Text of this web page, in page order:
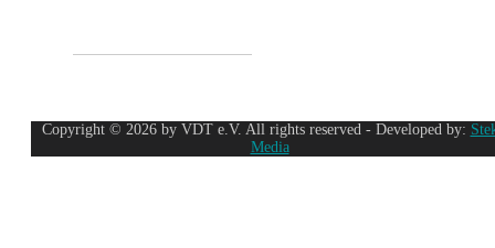
Copyright © 2026 by VDT e.V. All rights reserved - Developed by:
Media